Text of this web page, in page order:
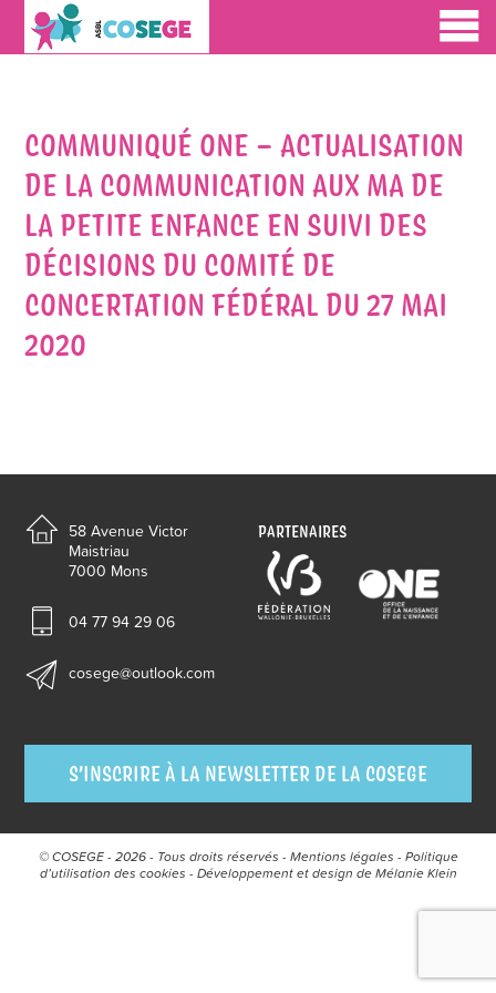
COMMUNIQUÉ ONE – ACTUALISATION
DE LA COMMUNICATION AUX MA DE
LA PETITE ENFANCE EN SUIVI DES
DÉCISIONS DU COMITÉ DE
CONCERTATION FÉDÉRAL DU 27 MAI
2020
58 Avenue Victor
Maistriau
7000 Mons
04 77 94 29 06
cosege@outlook.com
PARTENAIRES
S’INSCRIRE À LA NEWSLETTER DE LA COSEGE
© COSEGE - 2026 - Tous droits réservés - Mentions légales - Politique
d’utilisation des cookies - Développement et design deMélanie Klein